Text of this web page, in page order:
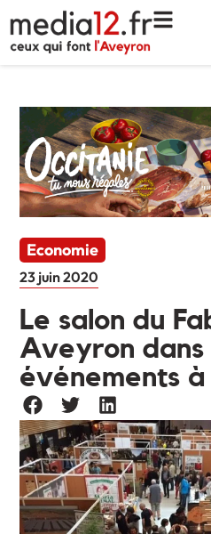
Economie
23 juin 2020
Le salon du
Aveyron dans
événements à